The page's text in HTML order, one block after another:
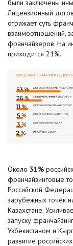
были заключены
Лицензионный
отражает суть
взаимоотношений,
франчайзеров. На
приходится 21%.
Около 31%
франчайзинговые
Российской
зарубежных точек
Казахстане.
запуску
Узбекистаном и
развитие